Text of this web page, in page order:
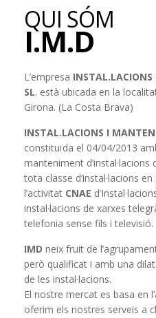
QUI SÓM
I.M.D
L’empresa
SL. està ubicada en la
Girona. (La Costa Brava)
INSTAL.LACIONS I
constituïda el 04/04/2013
manteniment d’instal·lacions
tota classe d’instal·lacions
l’activitat CNAE
instal·lacions de xarxes
telefonia sense fils i televisió.
IMD neix fruit de
però qualificat i amb una
de les instal·lacions.
El nostre mercat es basa en
oferim els nostres serveis a